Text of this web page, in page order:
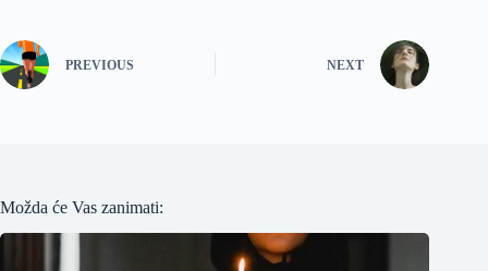
PREVIOUS NEXT
Možda će Vas zanimati: